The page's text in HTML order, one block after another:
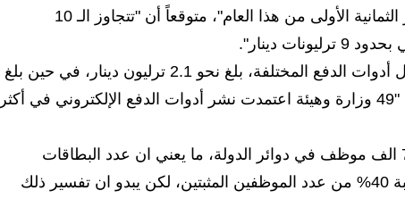
حتى الآن، بلغ أكثر من 6.8 تريليونات دينار في الأشهر الثمانية الأولى من هذا العام"، متوقعاً أن "تتجاوز الـ 10
دينار".
وبين أن "إجمالي الجباية الحكومية الإلكترونية من خلال أدوات الدفع المختلفة، بلغ نحو 2.1 ترليون دينار، في حين بلغ
خلال العام الماضي بحدود 322 مليار دينار"، منوهاً بأن "49 وزارة وهيئة اعتمدت نشر أدوات الدفع الإلكتروني في أكثر
وبحسب بيانات وزارة المالية هناك فقط 4 ملايين و79 الف موظف في دوائر الدولة، ما يعني ان عدد البطاقات
الموطنة للموظفين البالغة 5.6 مليون بطاقة اكثر بنسبة 40% من عدد الموظفين المثبتين، لكن يبدو ان تفسير ذلك